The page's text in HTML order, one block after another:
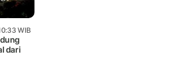
WIB
dari